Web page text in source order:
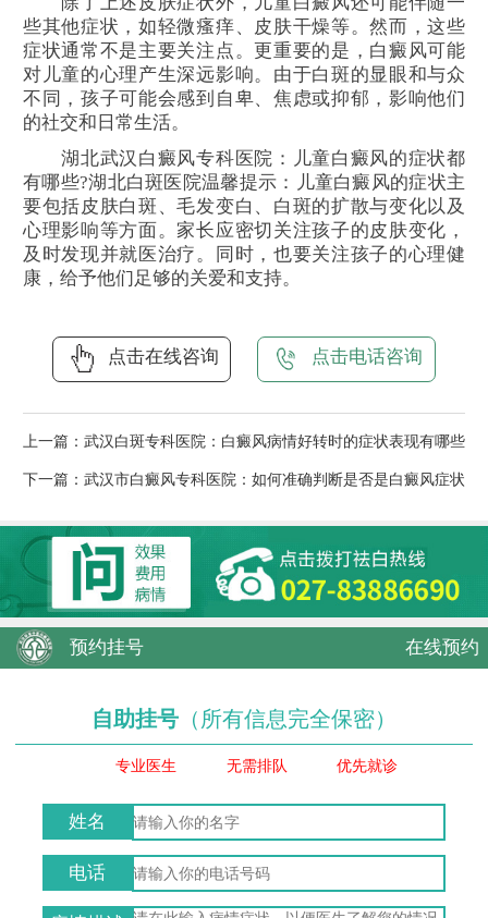
些其他症状，如轻微瘙痒、皮肤干燥等。然而，这些
症状通常不是主要关注点。更重要的是，白癜风可能
对儿童的心理产生深远影响。由于白斑的显眼和与众
不同，孩子可能会感到自卑、焦虑或抑郁，影响他们
的社交和日常生活。
湖北武汉白癜风专科医院：儿童白癜风的症状都
有哪些?湖北白斑医院温馨提示：儿童白癜风的症状主
要包括皮肤白斑、毛发变白、白斑的扩散与变化以及
心理影响等方面。家长应密切关注孩子的皮肤变化，
及时发现并就医治疗。同时，也要关注孩子的心理健
康，给予他们足够的关爱和支持。
点击在线咨询 点击电话咨询
上一篇： 武汉白斑专科医院：白癜风病情好转时的症状表现有哪些
下一篇： 武汉市白癜风专科医院：如何准确判断是否是白癜风症状
预约挂号 在线预约
自助挂号 （所有信息完全保密）
专业医生 无需排队 优先就诊
姓名
电话